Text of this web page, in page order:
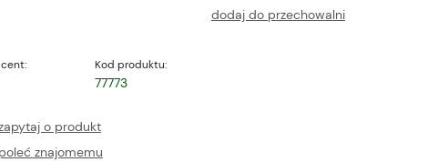
dodaj do przechowalni
Kod produktu:
77773
o produkt
poleć znajomemu